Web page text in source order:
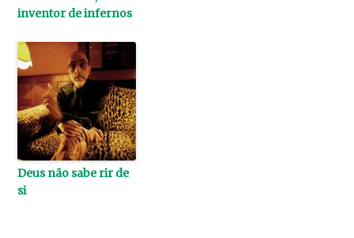
inventor de infernos
Deus não sabe rir de
si